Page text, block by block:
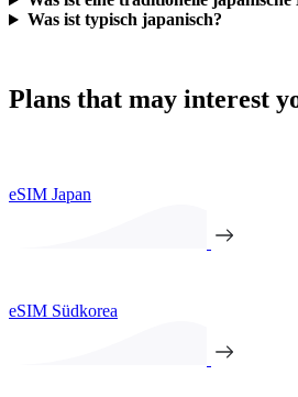
Was ist typisch japanisch?
Plans that may interest
eSIM Japan
eSIM Südkorea